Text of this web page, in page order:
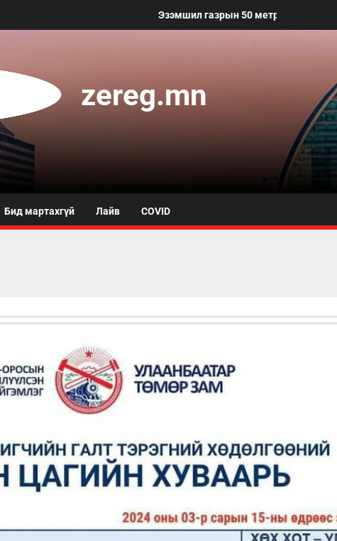
Эзэмшил газрын 50 метр хүртэлх талбайг угааж,
zereg.mn
Бид мартахгүй Лайв COVID